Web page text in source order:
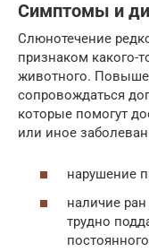
Симптомы и
Слюнотечение
признаком какого-
животного.
сопровождаться
которые помогут
или иное
нарушение
наличие
трудно